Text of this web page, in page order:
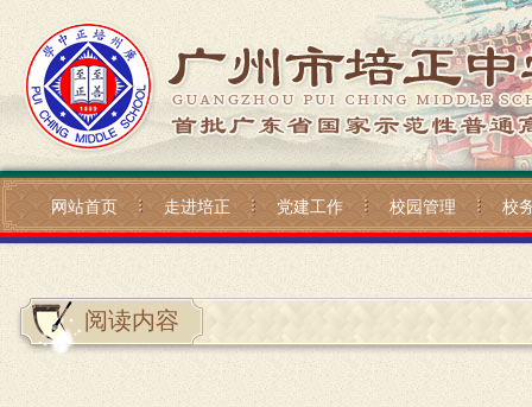
网站首页 走进培正 党建工作 校园管理 校
阅读内容